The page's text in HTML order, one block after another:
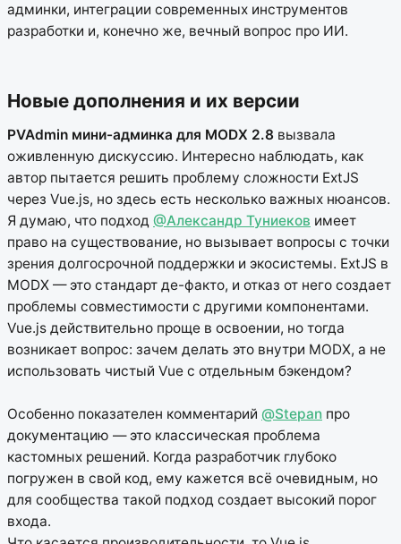
админки, интеграции современных инструментов
разработки и, конечно же, вечный вопрос про ИИ.
Новые дополнения и их версии
PVAdmin мини-админка для MODX 2.8 вызвала
оживленную дискуссию. Интересно наблюдать, как
автор пытается решить проблему сложности ExtJS
через Vue.js, но здесь есть несколько важных нюансов.
Я думаю, что подход @Александр Туниеков имеет
право на существование, но вызывает вопросы с точки
зрения долгосрочной поддержки и экосистемы. ExtJS в
MODX — это стандарт де-факто, и отказ от него создает
проблемы совместимости с другими компонентами.
Vue.js действительно проще в освоении, но тогда
возникает вопрос: зачем делать это внутри MODX, а не
использовать чистый Vue с отдельным бэкендом?
Особенно показателен комментарий @Stepan про
документацию — это классическая проблема
кастомных решений. Когда разработчик глубоко
погружен в свой код, ему кажется всё очевидным, но
для сообщества такой подход создает высокий порог
входа.